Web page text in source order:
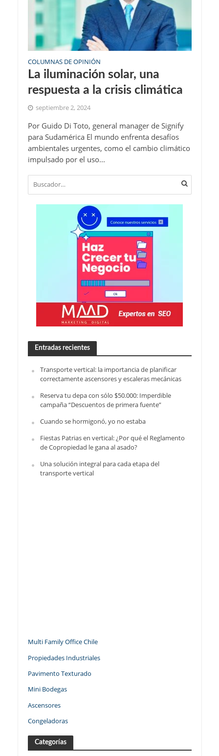
COLUMNAS DE OPINIÓN
La iluminación solar, una
respuesta a la crisis climática
septiembre 2, 2024
Por Guido Di Toto, general manager de Signify
para Sudamérica El mundo enfrenta desafíos
ambientales urgentes, como el cambio climático
impulsado por el uso...
Entradas recientes
Transporte vertical: la importancia de planificar
correctamente ascensores y escaleras mecánicas
Reserva tu depa con sólo $50.000: Imperdible
campaña “Descuentos de primera fuente”
Cuando se hormigonó, yo no estaba
Fiestas Patrias en vertical: ¿Por qué el Reglamento
de Copropiedad le gana al asado?
Una solución integral para cada etapa del
transporte vertical
Multi Family Office Chile
Propiedades Industriales
Pavimento Texturado
Mini Bodegas
Ascensores
Congeladoras
Categorías